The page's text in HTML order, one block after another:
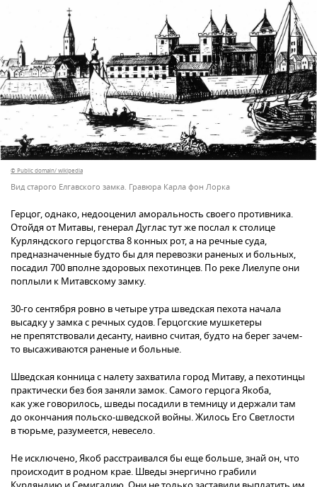
© Public domain/ wikipedia
Вид старого Елгавского замка. Гравюра Карла фон Лорка
Герцог, однако, недооценил аморальность своего противника.
Отойдя от Митавы, генерал Дуглас тут же послал к столице
Курляндского герцогства 8 конных рот, а на речные суда,
предназначенные будто бы для перевозки раненых и больных,
посадил 700 вполне здоровых пехотинцев. По реке Лиелупе они
поплыли к Митавскому замку.
30-го сентября ровно в четыре утра шведская пехота начала
высадку у замка с речных судов. Герцогские мушкетеры
не препятствовали десанту, наивно считая, будто на берег зачем-
то высаживаются раненые и больные.
Шведская конница с налету захватила город Митаву, а пехотинцы
практически без боя заняли замок. Самого герцога Якоба,
как уже говорилось, шведы посадили в темницу и держали там
до окончания польско-шведской войны. Жилось Его Светлости
в тюрьме, разумеется, невесело.
Не исключено, Якоб расстраивался бы еще больше, знай он, что
происходит в родном крае. Шведы энергично грабили